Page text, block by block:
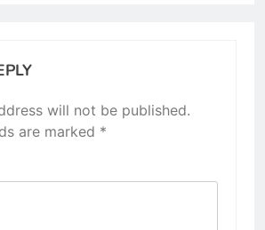
will not be published.
are marked *